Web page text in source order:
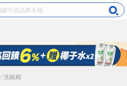
/ 洗碗精